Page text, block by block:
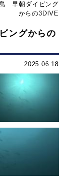
早朝ダイビング
からの3DIVE
ングからの
2025.06.18